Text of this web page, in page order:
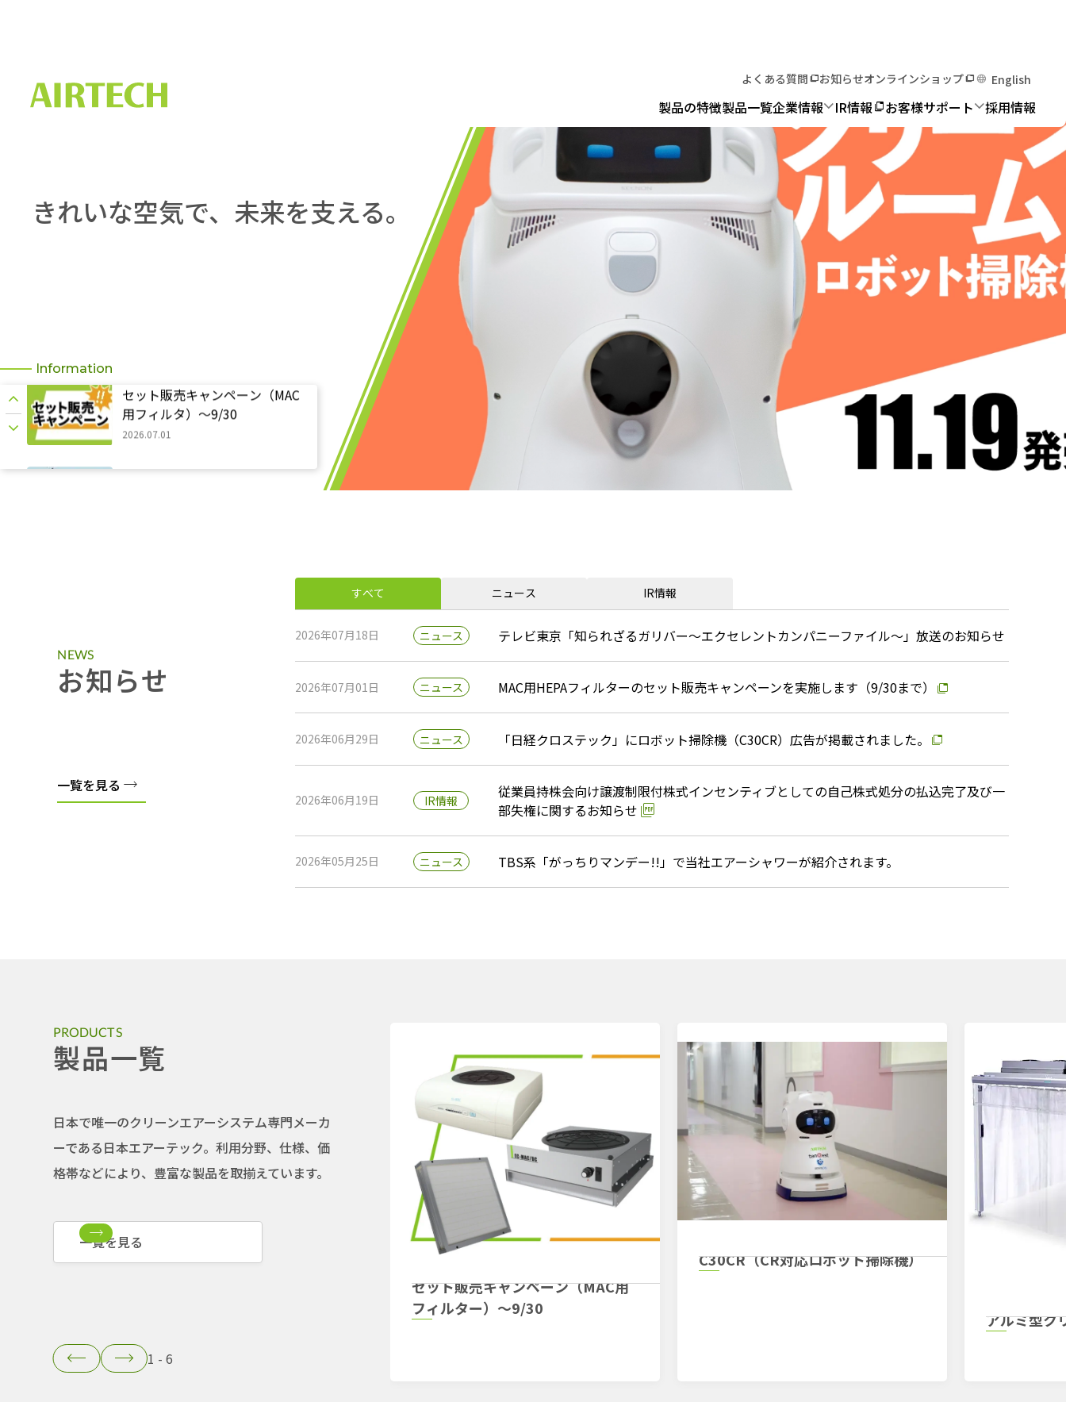
製品の特徴製品一覧企業情報 IR情報 お客様サポート 採用情報
よくある質問 お知らせオンラインショップ English
きれいな空気で、 未来を支える。
Information
クリーンルーム対応ロボット掃
除機 無料デモ実施中！
クリーンルーム対応ロボット掃
セット販売キャンペーン（MAC
用フィルタ）～9/30
お知らせ
NEWS
すべて ニュース IR情報
2026年07月18日 ニュース テレビ東京「知られざるガリバー～エクセレントカンパニーファイル～」放送のお知らせ
2026年07月01日 ニュース MAC用HEPAフィルターのセット販売キャンペーンを実施します（9/30まで）
2026年06月29日 ニュース 「日経クロステック」にロボット掃除機（C30CR）広告が掲載されました。
2026年06月19日 IR情報
従業員持株会向け譲渡制限付株式インセンティブとしての自己株式処分の払込完了及び一
部失権に関するお知らせ
2026年05月25日 ニュース TBS系「がっちりマンデー!!」で当社エアーシャワーが紹介されます。
一覧を見る
製品一覧
PRODUCTS
日本で唯一のクリーンエアーシステム専門メーカ
ーである日本エアーテック。利用分野、仕様、価
格帯などにより、豊富な製品を取揃えています。
セット販売キャンペーン（MAC用
フィルター）～9/30
C30CR（CR対応ロボット掃除機）
アルミ型ク
1 -6
一覧を見る